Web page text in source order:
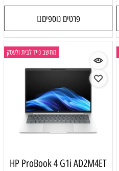
פרטים נוספים
מחשב נייד לבית ולעסק
HP ProBook 4 G1i AD2M4ET